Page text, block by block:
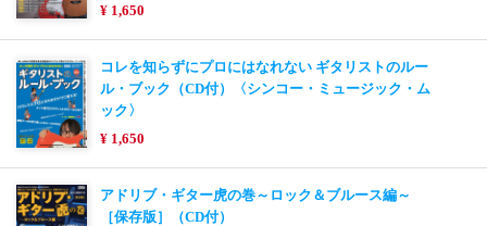
¥ 1,650
コレを知らずにプロにはなれない ギタリストのルー
ル・ブック（CD付）〈シンコー・ミュージック・ム
ック〉
¥ 1,650
アドリブ・ギター虎の巻～ロック＆ブルース編～
［保存版］（CD付）